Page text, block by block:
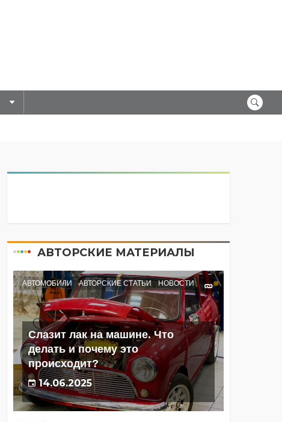
АВТОРСКИЕ МАТЕРИАЛЫ
АВТОМОБИЛИ АВТОРСКИЕ СТАТЬИ НОВОСТИ
Слазит лак на машине. Что
делать и почему это
происходит?
14.06.2025